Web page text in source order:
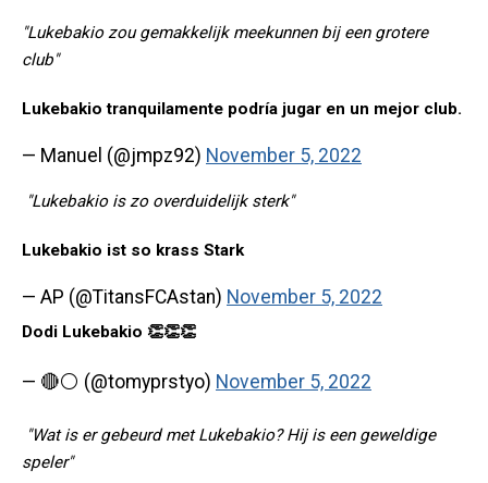
"Lukebakio zou gemakkelijk meekunnen bij een grotere
club"
Lukebakio tranquilamente podría jugar en un mejor club.
— Manuel (@jmpz92) November 5, 2022
"Lukebakio is zo overduidelijk sterk"
Lukebakio ist so krass Stark
— AP (@TitansFCAstan) November 5, 2022
Dodi Lukebakio 👏👏👏
— 🔴⚪ (@tomyprstyo) November 5, 2022
"Wat is er gebeurd met Lukebakio? Hij is een geweldige
speler"